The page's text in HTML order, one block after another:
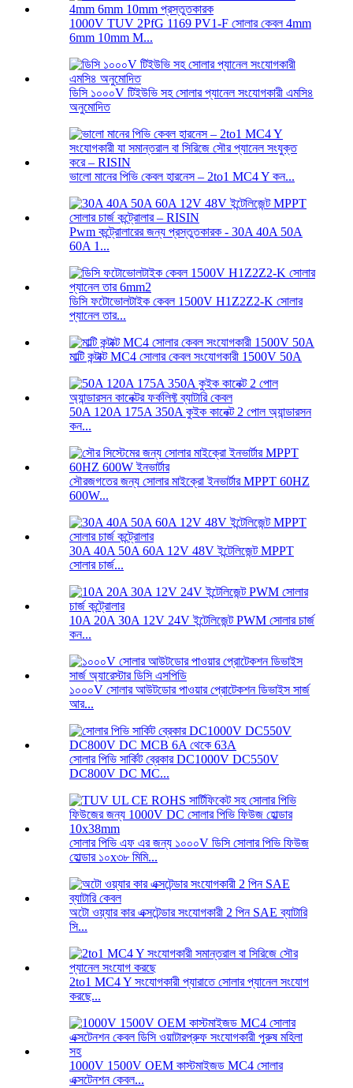
1000V TUV 2PfG 1169 PV1-F সোলার কেবল 4mm
6mm 10mm M...
ডিসি ১০০০V টিইউভি সহ সোলার প্যানেল সংযোগকারী এমসি৪
অনুমোদিত
ভালো মানের পিভি কেবল হারনেস – 2to1 MC4 Y কন...
Pwm কন্ট্রোলারের জন্য প্রস্তুতকারক - 30A 40A 50A
60A 1...
ডিসি ফটোভোলটাইক কেবল 1500V H1Z2Z2-K সোলার
প্যানেল তার...
মাল্টি কন্টাক্ট MC4 সোলার কেবল সংযোগকারী 1500V 50A
50A 120A 175A 350A কুইক কানেক্ট 2 পোল অ্যান্ডারসন
কন...
সৌরজগতের জন্য সোলার মাইক্রো ইনভার্টার MPPT 60HZ
600W...
30A 40A 50A 60A 12V 48V ইন্টেলিজেন্ট MPPT
সোলার চার্জ...
10A 20A 30A 12V 24V ইন্টেলিজেন্ট PWM সোলার চার্জ
কন...
১০০০V সোলার আউটডোর পাওয়ার প্রোটেকশন ডিভাইস সার্জ
আর...
সোলার পিভি সার্কিট ব্রেকার DC1000V DC550V
DC800V DC MC...
সোলার পিভি এফ এর জন্য ১০০০V ডিসি সোলার পিভি ফিউজ
হোল্ডার ১০x৩৮ মিমি...
অটো ওয়্যার কার এক্সটেন্ডার সংযোগকারী 2 পিন SAE ব্যাটারি
সি...
2to1 MC4 Y সংযোগকারী প্যারাতে সোলার প্যানেল সংযোগ
করছে...
1000V 1500V OEM কাস্টমাইজড MC4 সোলার
এক্সটেনশন কেবল...